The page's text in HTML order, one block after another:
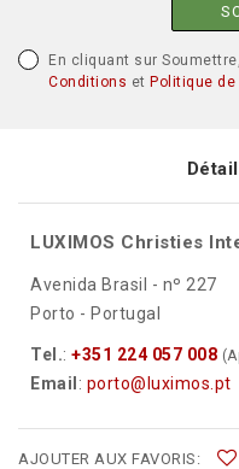
En cliquant sur
Conditions et Politique
LUXIMOS Christies
Avenida Brasil - nº 227
Porto - Portugal
Tel.: +351 224 057 008
Email : porto@luximos.pt
AJOUTER AUX FAVORIS: